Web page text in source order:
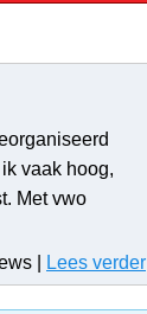
vaak hoog,
Met vwo
| Lees verder